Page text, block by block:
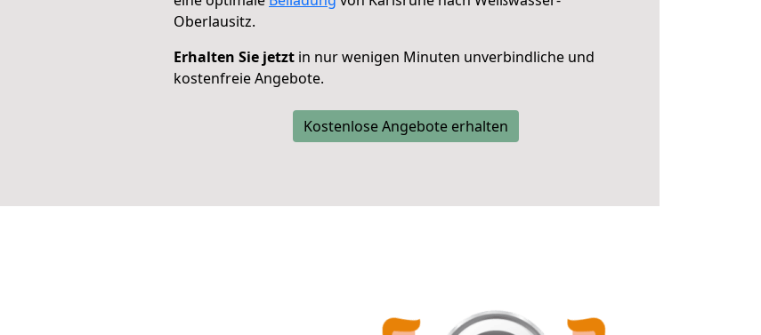
Oberlausitz.
Erhalten Sie jetzt in nur wenigen Minuten unverbindliche und
kostenfreie Angebote.
Kostenlose Angebote erhalten